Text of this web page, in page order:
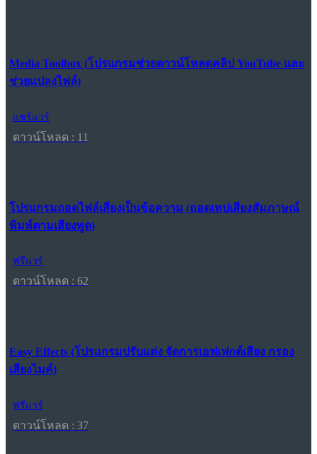
Media Toolbox (โปรแกรมช่วยดาวน์โหลดคลิป YouTube และ
ช่วยแปลงไฟล์)
แชร์แวร์
ดาวน์โหลด : 11
โปรแกรมถอดไฟล์เสียงเป็นข้อความ (ถอดเทปเสียงสัมภาษณ์
พิมพ์ตามเสียงพูด)
ฟรีแวร์
ดาวน์โหลด : 62
Easy Effects (โปรแกรมปรับแต่ง จัดการเอฟเฟกต์เสียง กรอง
เสียงไมค์)
ฟรีแวร์
ดาวน์โหลด : 37